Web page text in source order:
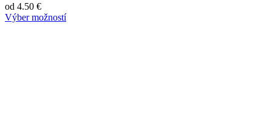
od 4.50 €
Výber možností